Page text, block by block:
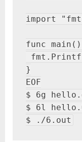
import
func
}
EOF
$ 6g
$ 6l
$ ./6.out